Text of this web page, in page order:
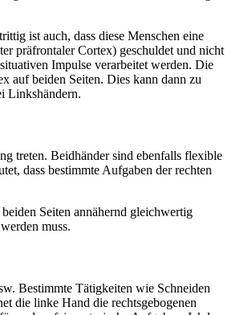
ist auch, dass diese Menschen eine
präfrontaler Cortex) geschuldet und nicht
Impulse verarbeitet werden. Die
auf beiden Seiten. Dies kann dann zu
Linkshändern.
treten. Beidhänder sind ebenfalls flexible
dass bestimmte Aufgaben der rechten
Seiten annähernd gleichwertig
muss.
Bestimmte Tätigkeiten wie Schneiden
die linke Hand die rechtsgebogenen